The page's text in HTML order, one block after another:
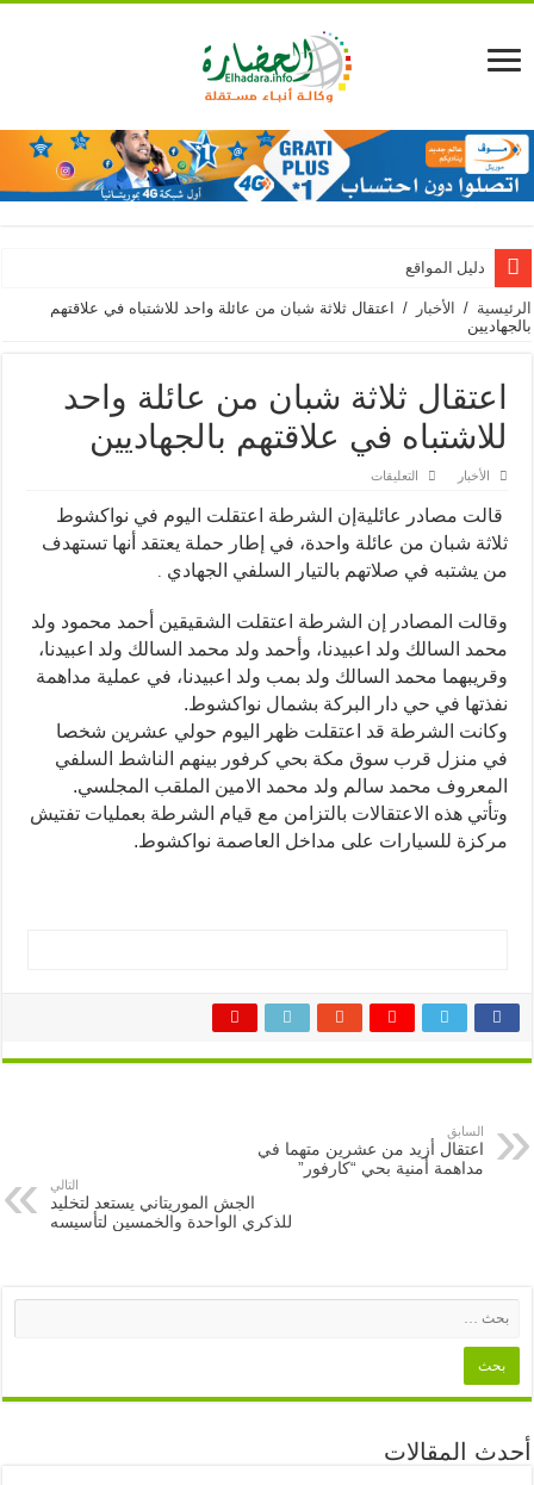
دليل المواقع
الرئيسية / الأخبار / اعتقال ثلاثة شبان من عائلة واحد للاشتباه في علاقتهم
بالجهاديين
اعتقال ثلاثة شبان من عائلة واحد
للاشتباه في علاقتهم بالجهاديين
الأخبار التعليقات
ثلاثة
شبان
من
عائلة
واحد
للاشتباه
علاقتهم
بالجهاديين
مغلقة
قالت مصادر عائليةإن الشرطة اعتقلت اليوم في نواكشوط
ثلاثة شبان من عائلة واحدة، في إطار حملة يعتقد أنها تستهدف
من يشتبه في صلاتهم بالتيار السلفي الجهادي
وقالت المصادر إن الشرطة اعتقلت الشقيقين أحمد محمود ولد
محمد السالك ولد اعبيدنا، وأحمد ولد محمد السالك ولد اعبيدنا،
وقريبهما محمد السالك ولد بمب ولد اعبيدنا، في عملية مداهمة
نفذتها في حي دار البركة بشمال نواكشوط.
وكانت الشرطة قد اعتقلت ظهر اليوم حولي عشرين شخصا
في منزل قرب سوق مكة بحي كرفور بينهم الناشط السلفي
المعروف محمد سالم ولد محمد الامين الملقب المجلسي.
وتأتي هذه الاعتقالات بالتزامن مع قيام الشرطة بعمليات تفتيش
مركزة للسيارات على مداخل العاصمة نواكشوط.
السابق
اعتقال أزيد من عشرين متهما في
مداهمة أمنية بحي “كارفور”
التالي
الجش الموريتاني يستعد لتخليد
للذكري الواحدة والخمسين لتأسيسه
أحدث المقالات